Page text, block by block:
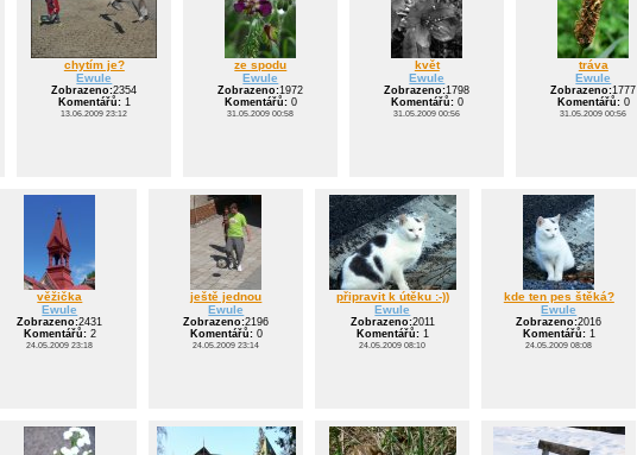
chytím je?
Ewule
Zobrazeno:2354
Komentářů:1
13.06.2009 23:12
ze spodu
Ewule
Zobrazeno:1972
Komentářů:0
31.05.2009 00:58
květ
Ewule
Zobrazeno:1798
Komentářů:0
31.05.2009 00:56
tráva
Ewule
Zobrazeno:1777
Komentářů:0
31.05.2009 00:56
věžička
Ewule
Zobrazeno:2431
Komentářů:2
24.05.2009 23:18
ještě jednou
Ewule
Zobrazeno:2196
Komentářů:0
24.05.2009 23:14
připravit k útěku :-))
Ewule
Zobrazeno:2011
Komentářů:1
24.05.2009 08:10
kde ten pes štěká?
Ewule
Zobrazeno:2016
Komentářů:1
24.05.2009 08:08